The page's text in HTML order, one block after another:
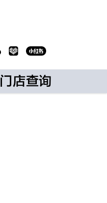
门店查询